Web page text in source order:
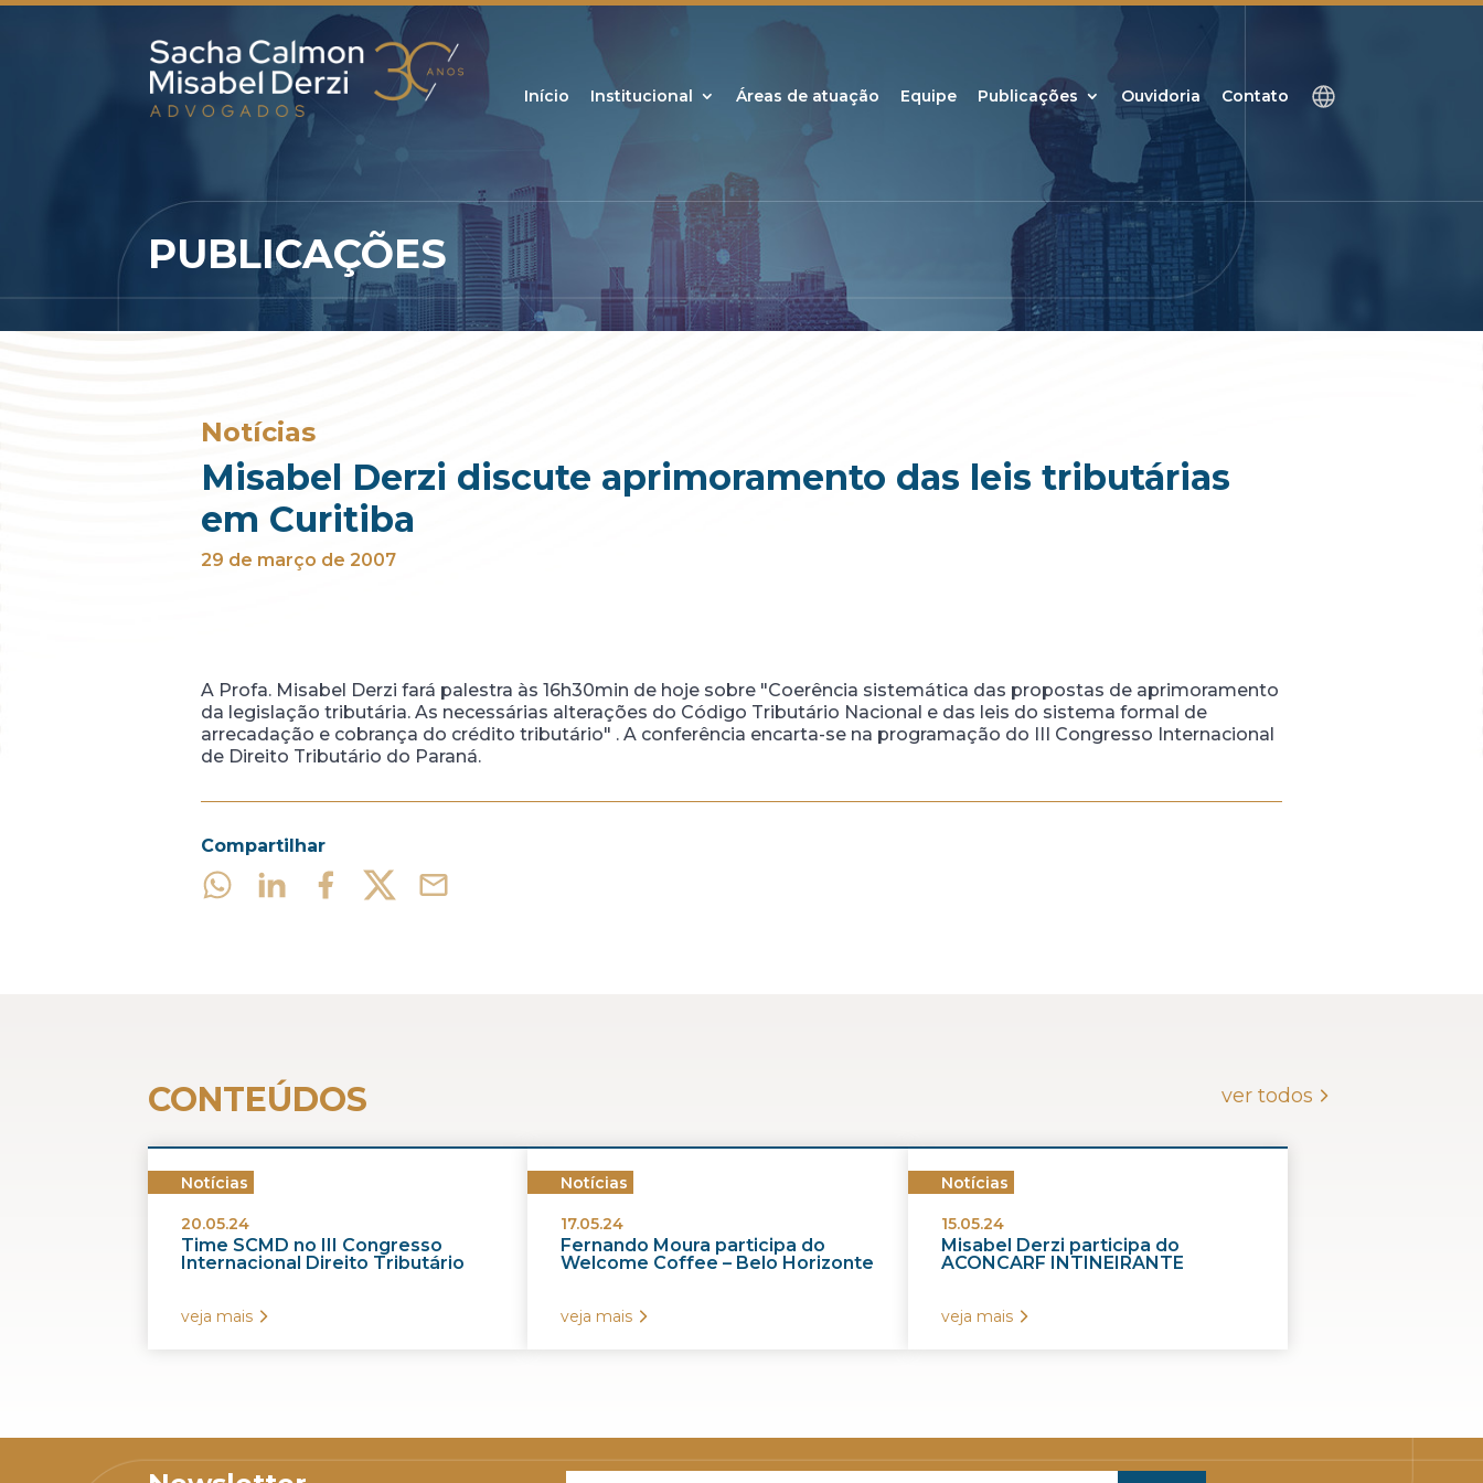
Início Institucional Áreas de atuação Equipe Publicações Ouvidoria Contato
PUBLICAÇÕES
Notícias
Misabel Derzi discute aprimoramento das leis tributárias
em Curitiba
29 de março de 2007
A Profa. Misabel Derzi fará palestra às 16h30min de hoje sobre "Coerência sistemática das propostas de aprimoramento
da legislação tributária. As necessárias alterações do Código Tributário Nacional e das leis do sistema formal de
arrecadação e cobrança do crédito tributário" . A conferência encarta-se na programação do III Congresso Internacional
de Direito Tributário do Paraná.
Compartilhar
CONTEÚDOS ver todos
Notícias
20.05.24
Time SCMD no III Congresso
Internacional Direito Tributário
veja mais
Notícias
17.05.24
Fernando Moura participa do
Welcome Coffee – Belo Horizonte
veja mais
Notícias
15.05.24
Misabel Derzi participa do
ACONCARF INTINEIRANTE
veja mais